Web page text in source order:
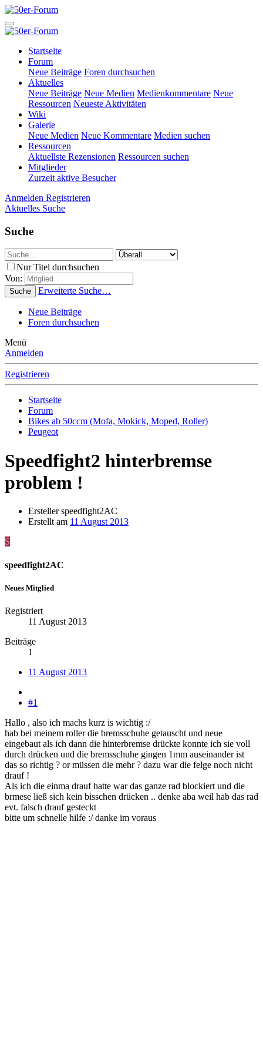
Startseite
Forum
Neue Beiträge Foren durchsuchen
Aktuelles
Neue Beiträge Neue Medien Medienkommentare Neue
Ressourcen Neueste Aktivitäten
Wiki
Galerie
Neue Medien Neue Kommentare Medien suchen
Ressourcen
Aktuellste Rezensionen Ressourcen suchen
Mitglieder
Zurzeit aktive Besucher
Anmelden Registrieren
Aktuelles Suche
Suche
Nur Titel durchsuchen
Von:
Suche Erweiterte Suche…
Neue Beiträge
Foren durchsuchen
Menü
Anmelden
Registrieren
Startseite
Forum
Bikes ab 50ccm (Mofa, Mokick, Moped, Roller)
Peugeot
Speedfight2 hinterbremse
problem !
Erstellerspeedfight2AC
Erstellt am 11 August 2013
S
speedfight2AC
Neues Mitglied
Registriert
11 August 2013
Beiträge
1
11 August 2013
#1
Hallo , also ich machs kurz is wichtig :/
hab bei meinem roller die bremsschuhe getauscht und neue
eingebaut als ich dann die hinterbremse drückte konnte ich sie voll
durch drücken und die bremsschuhe gingen 1mm auseinander ist
das so richtig ? or müssen die mehr ? dazu war die felge noch nicht
drauf !
Als ich die einma drauf hatte war das ganze rad blockiert und die
brmese ließ sich kein bisschen drücken .. denke aba weil hab das rad
evt. falsch drauf gesteckt
bitte um schnelle hilfe :/ danke im voraus